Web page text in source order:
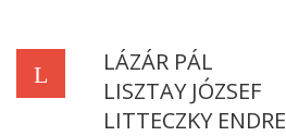
L
LÁZÁR PÁL
LISZTAY JÓZSEF
LITTECZKY ENDRE